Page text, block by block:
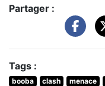
Partager :
Tags :
booba clash menace